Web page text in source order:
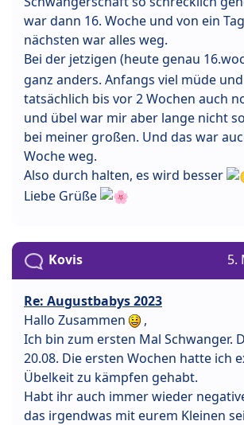
war dann 16. Woche und von ein
nächsten war alles weg.
Bei der jetzigen (heute genau
ganz anders. Anfangs viel müde
tatsächlich bis vor 2 Wochen auch
und übel war mir aber lange nicht
bei meiner großen. Und das war
Woche weg.
Also durch halten, es wird besser
Liebe Grüße
Kovis 5.
Re: Augustbabys 2023
Hallo Zusammen
,
Ich bin zum ersten Mal Schwanger.
20.08. Die ersten Wochen hatte ich
Übelkeit zu kämpfen gehabt.
Habt ihr auch immer wieder
das irgendwas mit eurem Kleinen